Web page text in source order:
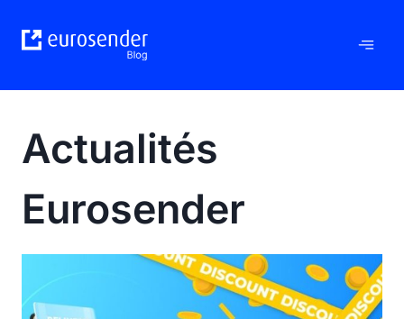
contenu
Actualités
Eurosender